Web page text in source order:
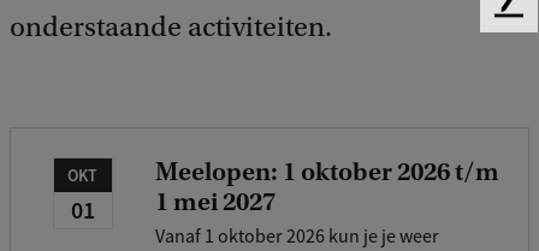
onderstaande activiteiten.
OKT
01
Meelopen: 1 oktober 2026 t/m
1 mei 2027
Vanaf 1 oktober 2026 kun je je weer
F